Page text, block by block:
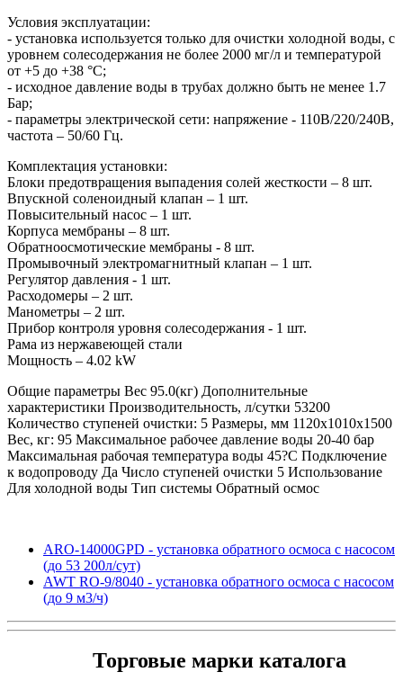
Условия эксплуатации:
- установка используется только для очистки холодной воды, с
уровнем солесодержания не более 2000 мг/л и температурой
от +5 до +38 °С;
- исходное давление воды в трубах должно быть не менее 1.7
Бар;
- параметры электрической сети: напряжение - 110В/220/240В,
частота – 50/60 Гц.
Комплектация установки:
Блоки предотвращения выпадения солей жесткости – 8 шт.
Впускной соленоидный клапан – 1 шт.
Повысительный насос – 1 шт.
Корпуса мембраны – 8 шт.
Обратноосмотические мембраны - 8 шт.
Промывочный электромагнитный клапан – 1 шт.
Регулятор давления - 1 шт.
Расходомеры – 2 шт.
Манометры – 2 шт.
Прибор контроля уровня солесодержания - 1 шт.
Рама из нержавеющей стали
Мощность – 4.02 kW
Общие параметры Вес 95.0(кг) Дополнительные
характеристики Производительность, л/сутки 53200
Количество ступеней очистки: 5 Размеры, мм 1120х1010х1500
Вес, кг: 95 Максимальное рабочее давление воды 20-40 бар
Максимальная рабочая температура воды 45?С Подключение
к водопроводу Да Число ступеней очистки 5 Использование
Для холодной воды Тип системы Обратный осмос
ARO-14000GPD - установка обратного осмоса с насосом
(до 53 200л/сут)
AWT RO-9/8040 - установка обратного осмоса с насосом
(до 9 м3/ч)
Торговые марки каталога